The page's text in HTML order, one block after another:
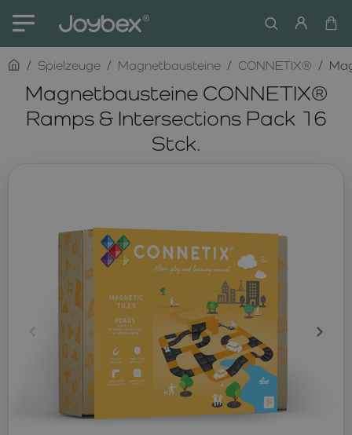
Magnetbausteine CONNETIX®
Ramps & Intersections Pack 16
Stck.
homeSpielzeuge Magnetbausteine CONNETIX®